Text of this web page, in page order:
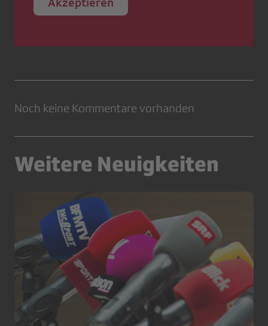
Noch keine Kommentare vorhanden
Weitere Neuigkeiten